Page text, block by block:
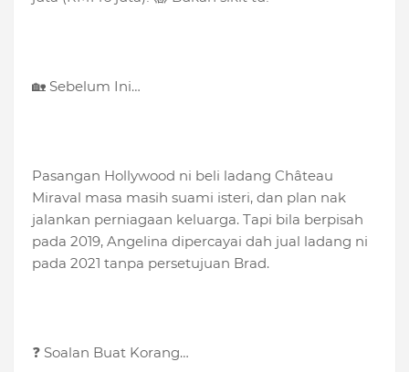
🏡 Sebelum Ini…
Pasangan Hollywood ni beli ladang Château
Miraval masa masih suami isteri, dan plan nak
jalankan perniagaan keluarga. Tapi bila berpisah
pada 2019, Angelina dipercayai dah jual ladang ni
pada 2021 tanpa persetujuan Brad.
❓ Soalan Buat Korang…